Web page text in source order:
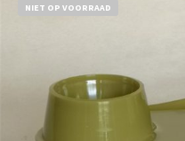
NIET OP VOORRAAD